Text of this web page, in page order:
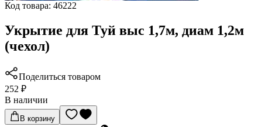
Код товара: 46222
Укрытие для Туй выс 1,7м, диам 1,2м
(чехол)
Поделиться товаром
252 ₽
В наличии
В корзину